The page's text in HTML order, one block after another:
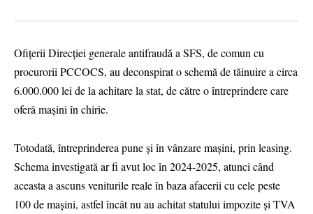
Ofițerii Direcției generale antifraudă a SFS, de comun cu
procurorii PCCOCS, au deconspirat o schemă de tăinuire a circa
6.000.000 lei de la achitare la stat, de către o întreprindere care
oferă mașini în chirie.
Totodată, întreprinderea pune și în vânzare mașini, prin leasing.
Schema investigată ar fi avut loc în 2024-2025, atunci când
aceasta a ascuns veniturile reale în baza afacerii cu cele peste
100 de mașini, astfel încât nu au achitat statului impozite și TVA